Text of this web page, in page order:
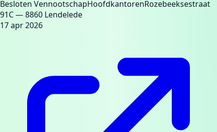
Besloten VennootschapHoofdkantorenRozebeeksestraat
91C— 8860 Lendelede
17 apr 2026